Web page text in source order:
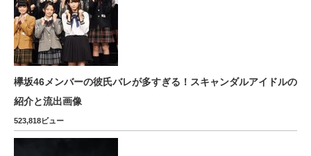
欅坂46メンバーの彼氏バレが多すぎる！スキャンダルアイドルの
紹介と流出画像
523,818ビュー